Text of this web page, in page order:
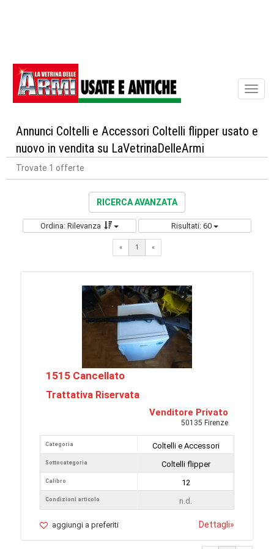
Annunci Coltelli e Accessori Coltelli flipper usato e
nuovo in vendita su LaVetrinaDelleArmi
Trovate 1 offerte
RICERCA AVANZATA
Ordina: Rilevanza Risultati: 60
« 1 «
1515 Cancellato
Trattativa Riservata
Venditore Privato
50135 Firenze
Categoria
Sottocategoria
Calibro
Condizioni articolo
Coltelli e Accessori
Coltelli flipper
12
n.d.
aggiungi a preferiti Dettagli»